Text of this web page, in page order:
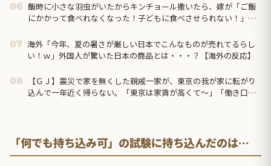
06 飯時に小さな羽虫がいたからキンチョール撒いたら、嫁が「ご飯
にかかって食べれなくなった！子どもに食べさせられない！」っ
07 海外「今年、夏の暑さが厳しい日本でこんなものが売れてるらし
い！ｗ」外国人が驚いた日本の商品とは・・・？【海外の反応】
08
【ＧＪ】震災で家を無くした親戚一家が、東京の我が家に転がり
込んで一年近く帰らない。「東京は家賃が高くて～」「働き口が
「何でも持ち込み可」の試験に持ち込んだのは…